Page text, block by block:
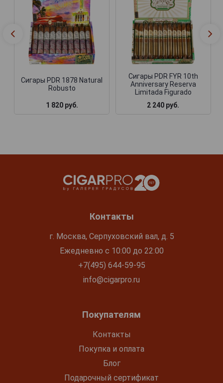
Сигары PDR 1878 Natural
Robusto
1 820 руб.
Сигары PDR FYR 10th
Anniversary Reserva
Limitada Figurado
2 240 руб.
Контакты
г. Москва, Серпуховский вал, д. 5
Ежедневно с 10:00 до 22:00
+7(495) 644-59-95
info@cigarpro.ru
Покупателям
Контакты
Покупка и оплата
Блог
Подарочный сертификат